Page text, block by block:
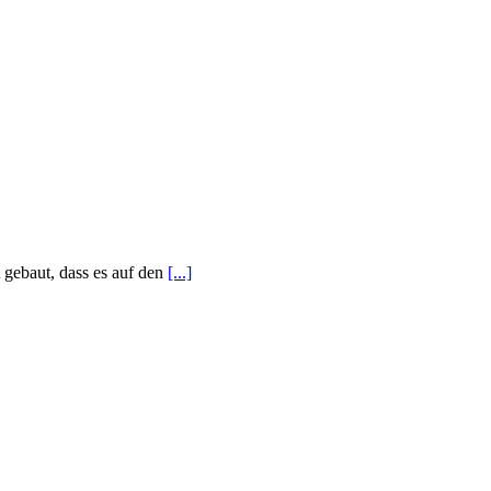
dass es auf den [...]